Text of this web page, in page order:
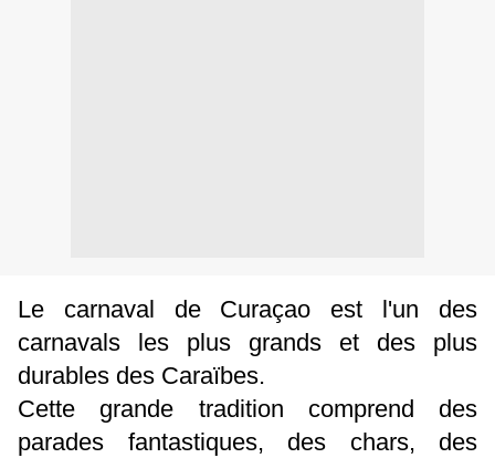
Le carnaval de Curaçao est
l'un des
carnavals les plus grands et des plus
durables des Caraïbes.
Cette grande tradition comprend des
parades fantastiques, des chars, des